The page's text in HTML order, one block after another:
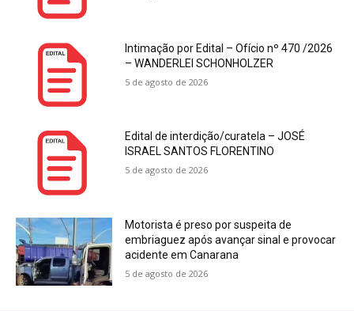
Intimação por Edital – Ofício nº 470 /2026
– WANDERLEI SCHONHOLZER
5 de agosto de 2026
Edital de interdição/curatela – JOSÉ
ISRAEL SANTOS FLORENTINO
5 de agosto de 2026
Motorista é preso por suspeita de
embriaguez após avançar sinal e provocar
acidente em Canarana
5 de agosto de 2026